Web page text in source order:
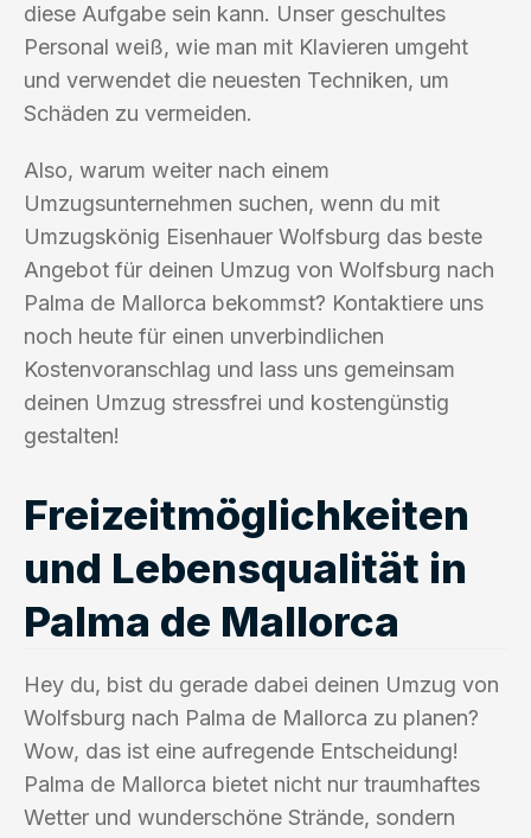
diese Aufgabe sein kann. Unser geschultes
Personal weiß, wie man mit Klavieren umgeht
und verwendet die neuesten Techniken, um
Schäden zu vermeiden.
Also, warum weiter nach einem
Umzugsunternehmen suchen, wenn du mit
Umzugskönig Eisenhauer Wolfsburg das beste
Angebot für deinen Umzug von Wolfsburg nach
Palma de Mallorca bekommst? Kontaktiere uns
noch heute für einen unverbindlichen
Kostenvoranschlag und lass uns gemeinsam
deinen Umzug stressfrei und kostengünstig
gestalten!
Freizeitmöglichkeiten
und Lebensqualität in
Palma de Mallorca
Hey du, bist du gerade dabei deinen Umzug von
Wolfsburg nach Palma de Mallorca zu planen?
Wow, das ist eine aufregende Entscheidung!
Palma de Mallorca bietet nicht nur traumhaftes
Wetter und wunderschöne Strände, sondern